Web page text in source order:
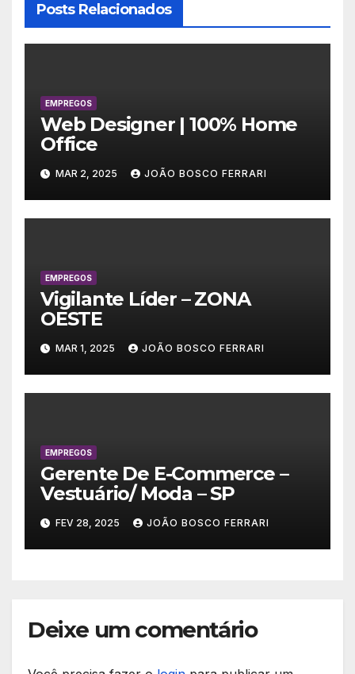
Posts Relacionados
EMPREGOS
Web Designer | 100% Home
Office
MAR 2, 2025 JOÃO BOSCO FERRARI
EMPREGOS
Vigilante Líder – ZONA
OESTE
MAR 1, 2025 JOÃO BOSCO FERRARI
EMPREGOS
Gerente De E-Commerce –
Vestuário/ Moda – SP
FEV 28, 2025 JOÃO BOSCO FERRARI
Deixe um comentário